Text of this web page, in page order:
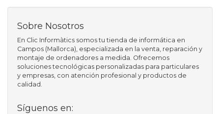
Sobre Nosotros
En Clic Informàtics somos tu tienda de informática en
Campos (Mallorca), especializada en la venta, reparación y
montaje de ordenadores a medida. Ofrecemos
soluciones tecnológicas personalizadas para particulares
y empresas, con atención profesional y productos de
calidad.
Síguenos en: